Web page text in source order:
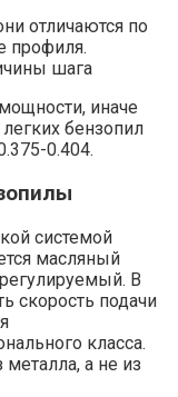
отличаются по
профиля.
шага
иначе
бензопил
0.404.
системой
масляный
В
скорость подачи
класса.
а не из